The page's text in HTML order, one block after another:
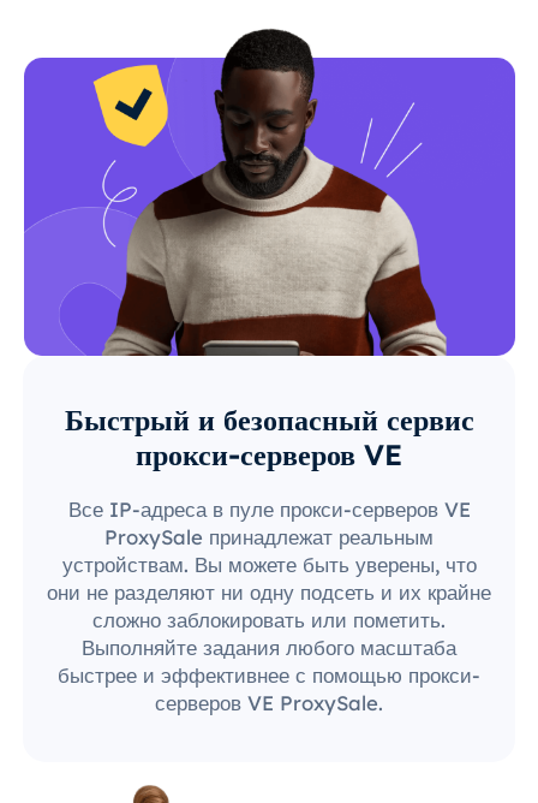
Быстрый и безопасный сервис
прокси-серверов VE
Все IP-адреса в пуле прокси-серверов VE
ProxySale принадлежат реальным
устройствам. Вы можете быть уверены, что
они не разделяют ни одну подсеть и их крайне
сложно заблокировать или пометить.
Выполняйте задания любого масштаба
быстрее и эффективнее с помощью прокси-
серверов VE ProxySale.